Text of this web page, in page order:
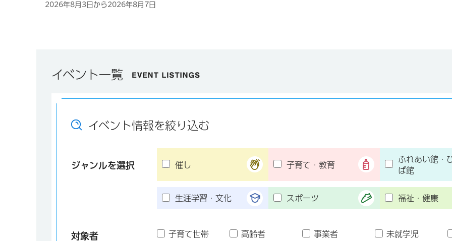
2026年8月3日から2026年8月7日
イベント一覧
イベント情報を絞り込む
ジャンルを選択 催し 子育て・教育
ふれあい館・
ば館
生涯学習・文化 スポーツ 福祉・健康
対象者 子育て世帯 高齢者 事業者 未就学児